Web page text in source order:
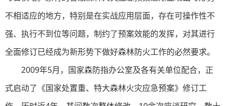
不相适应的地方，特别是在实战应用层面，存在可操作性不
强、执行不到位等问题，制约了预案效能的发挥，对其进行
全面修订已经成为新形势下做好森林防火工作的必然要求。
2009年5月，国家森防指办公室及各有关单位配合，正
式启动了《国家处置重、特大森林火灾应急预案》修订工